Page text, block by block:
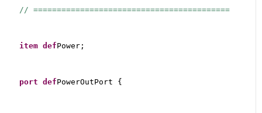
// ==========================================
item defPower;
port defPowerOutPort {